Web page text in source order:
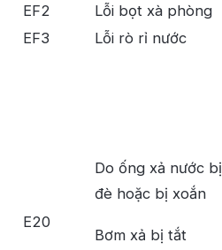
EF2
Lỗi bọt xà phòng
EF3
Lỗi rò rỉ nước
E20
Do ống xả nước bị
đè hoặc bị xoắn
Bơm xả bị tắt